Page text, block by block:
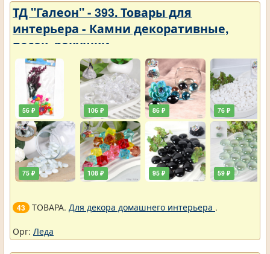
ТД "Галеон" - 393. Товары для
интерьера - Камни декоративные,
песок, ракушки
56 ₽
75 ₽
106 ₽
108 ₽
86 ₽
95 ₽
76 ₽
59 ₽
43 ТОВАРА. Для декора домашнего интерьера .
Орг: Леда